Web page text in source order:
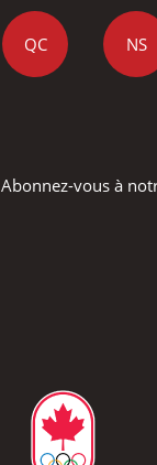
QC NS
Abonnez-vous à